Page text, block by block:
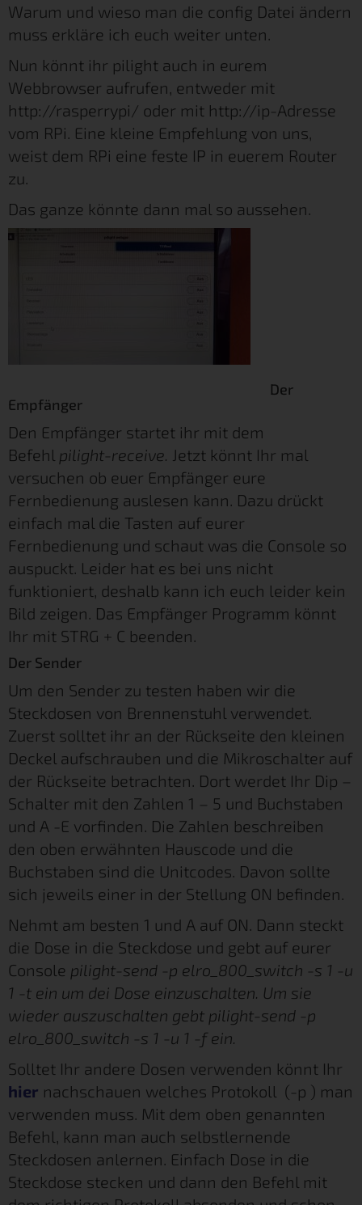
Warum und wieso man die config Datei ändern
muss erkläre ich euch weiter unten.
Nun könnt ihr pilight auch in eurem
Webbrowser aufrufen, entweder mit
http://rasperrypi/ oder mit http://ip-Adresse
vom RPi. Eine kleine Empfehlung von uns,
weist dem RPi eine feste IP in euerem Router
zu.
Das ganze könnte dann mal so aussehen.
Der
Empfänger
Den Empfänger startet ihr mit dem
Befehl pilight-receive. Jetzt könnt Ihr mal
versuchen ob euer Empfänger eure
Fernbedienung auslesen kann. Dazu drückt
einfach mal die Tasten auf eurer
Fernbedienung und schaut was die Console so
auspuckt. Leider hat es bei uns nicht
funktioniert, deshalb kann ich euch leider kein
Bild zeigen. Das Empfänger Programm könnt
Ihr mit STRG + C beenden.
Der Sender
Um den Sender zu testen haben wir die
Steckdosen von Brennenstuhl verwendet.
Zuerst solltet ihr an der Rückseite den kleinen
Deckel aufschrauben und die Mikroschalter auf
der Rückseite betrachten. Dort werdet Ihr Dip –
Schalter mit den Zahlen 1 – 5 und Buchstaben
und A -E vorfinden. Die Zahlen beschreiben
den oben erwähnten Hauscode und die
Buchstaben sind die Unitcodes. Davon sollte
sich jeweils einer in der Stellung ON befinden.
Nehmt am besten 1 und A auf ON. Dann steckt
die Dose in die Steckdose und gebt auf eurer
Console pilight-send -p elro_800_switch -s 1 -u
1 -t ein um dei Dose einzuschalten. Um sie
wieder auszuschalten gebt pilight-send -p
elro_800_switch -s 1 -u 1 -f ein.
Solltet Ihr andere Dosen verwenden könnt Ihr
hier nachschauen welches Protokoll (-p ) man
verwenden muss. Mit dem oben genannten
Befehl, kann man auch selbstlernende
Steckdosen anlernen. Einfach Dose in die
Steckdose stecken und dann den Befehl mit